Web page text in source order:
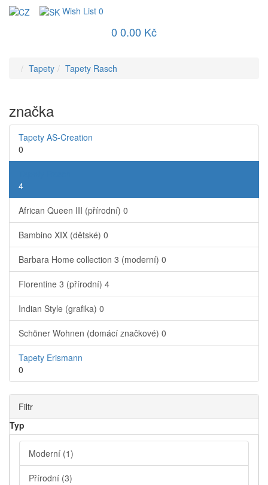
Wish List 0
0 0.00 Kč
Tapety Tapety Rasch
značka
Tapety AS-Creation
0
4
African Queen III (přírodní) 0
Bambino XIX (dětské) 0
Barbara Home collection 3 (moderní) 0
Florentine 3 (přírodní) 4
Indian Style (grafika) 0
Schöner Wohnen (domácí značkové) 0
Tapety Erismann
0
Filtr
Typ
Moderní (1)
Přírodní (3)